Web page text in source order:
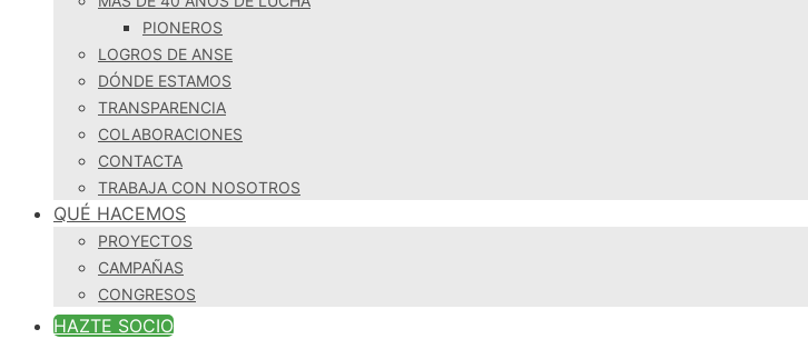
PIONEROS
LOGROS DE ANSE
DÓNDE ESTAMOS
TRANSPARENCIA
COLABORACIONES
CONTACTA
TRABAJA CON NOSOTROS
QUÉ HACEMOS
PROYECTOS
CAMPAÑAS
CONGRESOS
HAZTE SOCIO